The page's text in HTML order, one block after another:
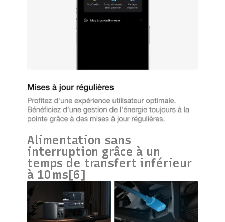
Alimentation sans
interruption grâce à un
temps de transfert inférieur
à 10 ms[6]